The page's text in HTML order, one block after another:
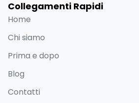
Collegamenti Rapidi
Home
Chi siamo
Prima e dopo
Blog
Contatti